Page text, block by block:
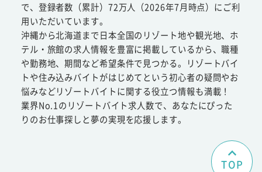
で、登録者数（累計）72万人（2026年7月時点）にご利
用いただいています。
沖縄から北海道まで日本全国のリゾート地や観光地、ホ
テル・旅館の求人情報を豊富に掲載しているから、職種
や勤務地、期間など希望条件で見つかる。リゾートバイ
トや住み込みバイトがはじめてという初心者の疑問やお
悩みなどリゾートバイトに関する役立つ情報も満載！
業界No.1のリゾートバイト求人数で、あなたにぴった
りのお仕事探しと夢の実現を応援します。
TOP